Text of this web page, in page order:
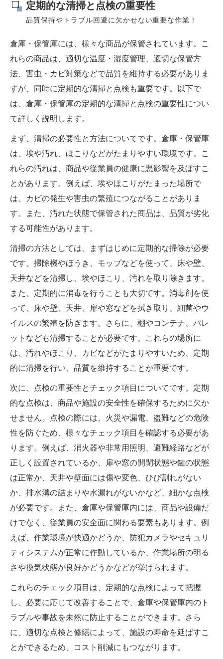
定期的な清掃と点検の重要性
品質保持やトラブル回避に欠かせない重要な作業！
倉庫・保管庫には、様々な商品が保管されています。こ
れらの商品は、適切な温度・湿度管理、適切な保管方
法、害虫・カビ対策などで品質を維持する必要がありま
すが、同時に定期的な清掃と点検も重要です。以下で
は、倉庫・保管庫の定期的な清掃と点検の重要性につい
て詳しく説明します。
まず、清掃の必要性と方法についてです。倉庫・保管庫
は、埃や汚れ、ほこりなどがたまりやすい環境です。こ
れらの汚れは、商品や従業員の健康に悪影響を及ぼすこ
とがあります。例えば、埃やほこりがたまった場所で
は、カビの発生や害虫の繁殖につながることがありま
す。また、汚れた状態で保管された商品は、品質が劣化
する可能性があります。
清掃の方法としては、まずはじめに定期的な掃除が必要
です。掃除機やほうき、モップなどを使って、床や壁、
天井などを清掃し、埃やほこり、汚れを取り除きます。
また、定期的に消毒を行うことも大切です。消毒剤を使
って、床や壁、天井、扉や窓などを拭き取り、細菌やウ
イルスの繁殖を防ぎます。さらに、棚やコンテナ、パレ
ットなども清掃することが必要です。これらの場所に
は、汚れやほこり、カビなどがたまりやすいため、定期
的に清掃を行い、品質を維持することが重要です。
次に、点検の重要性とチェック項目についてです。定期
的な点検は、商品や施設の安全性を確保するために欠か
せません。点検の際には、火災や漏電、盗難などの危険
性を防ぐため、様々なチェック項目を確認する必要があ
ります。例えば、消火器や非常用照明、避難経路などが
正しく設置されているか、扉や窓の開閉状態や鍵の状態
は正常か、天井や壁面には傷や変色、ひび割れがない
か、排水溝の詰まりや水漏れがないかなど、細かな点検
が必要です。また、倉庫や保管庫内には、商品や設備だ
けでなく、従業員の安全面に関わる要素もあります。例
えば、作業環境が快適かどうか、防犯カメラやセキュリ
ティシステムが正常に作動しているか、作業場所の明る
さや換気状態が良好かどうかなどが挙げられます。
これらのチェック項目は、定期的な点検によって把握
し、必要に応じて改善することで、倉庫や保管庫内のト
ラブルや事故を未然に防止することができます。さら
に、適切な点検と修繕によって、施設の寿命を延ばすこ
とができるため、コスト削減にもつながります。